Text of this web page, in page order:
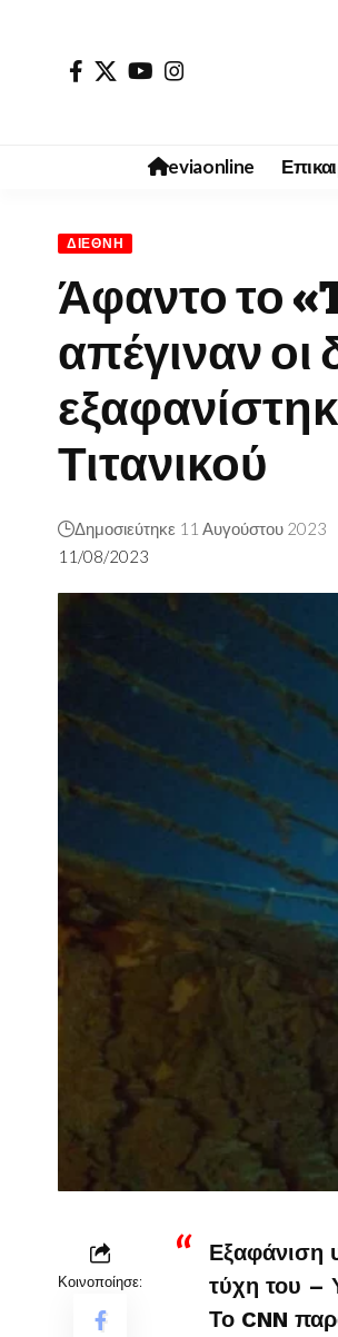
eviaonline
ΔΙΕΘΝΉ
Άφαντο το
απέγιναν οι
Τιτανικού
11/08/2023
Δημοσιεύτηκε 11 Αυγούστου 2023
Κοινοποίησε:
Εξαφάνιση
τύχη του –
Το CNN